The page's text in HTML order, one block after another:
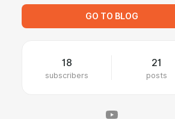
GO TO BLOG
18
subscribers
21
posts